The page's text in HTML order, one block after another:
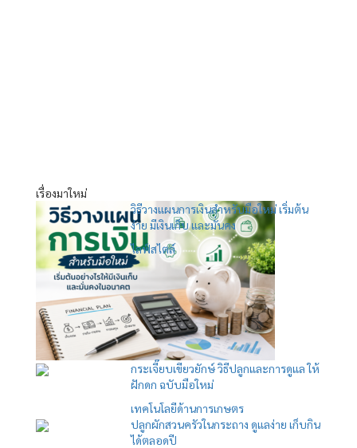
เรื่องมาใหม่
วิธีวางแผนการเงินสำหรับมือใหม่ เริ่มต้น
ง่าย มีเงินเก็บ และมั่นคง
ไลฟ์สไตล์
กระเจี๊ยบเขียวยักษ์ วิธีปลูกและการดูแล ให้
ฝักดก ฉบับมือใหม่
เทคโนโลยีด้านการเกษตร
ปลูกผักสวนครัวในกระถาง ดูแลง่าย เก็บกิน
ได้ตลอดปี